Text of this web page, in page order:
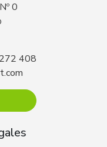
0
408